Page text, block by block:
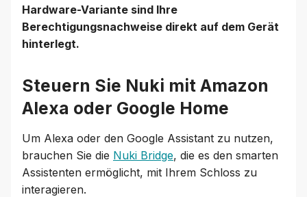
Hardware-Variante sind Ihre
Berechtigungsnachweise direkt auf dem Gerät
hinterlegt.
Steuern Sie Nuki mit Amazon
Alexa oder Google Home
Um Alexa oder den Google Assistant zu nutzen,
brauchen Sie die Nuki Bridge, die es den smarten
Assistenten ermöglicht, mit Ihrem Schloss zu
interagieren.